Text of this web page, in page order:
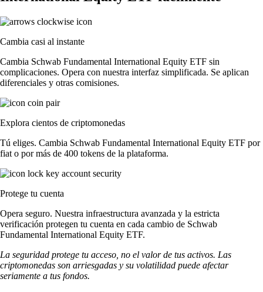
Cambia casi al instante
Cambia Schwab Fundamental International Equity ETF sin
complicaciones. Opera con nuestra interfaz simplificada. Se aplican
diferenciales y otras comisiones.
Explora cientos de criptomonedas
Tú eliges. Cambia Schwab Fundamental International Equity ETF por
fiat o por más de 400 tokens de la plataforma.
Protege tu cuenta
Opera seguro. Nuestra infraestructura avanzada y la estricta
verificación protegen tu cuenta en cada cambio de Schwab
Fundamental International Equity ETF.
La seguridad protege tu acceso, no el valor de tus activos. Las
criptomonedas son arriesgadas y su volatilidad puede afectar
seriamente a tus fondos.